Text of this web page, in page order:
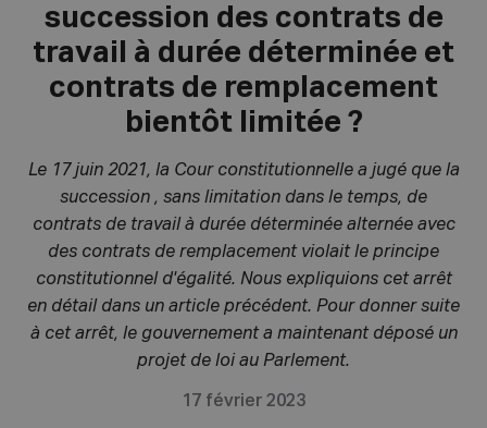
succession des contrats de
travail à durée déterminée et
contrats de remplacement
bientôt limitée ?
Le 17 juin 2021, la Cour constitutionnelle a jugé que la
succession , sans limitation dans le temps, de
contrats de travail à durée déterminée alternée avec
des contrats de remplacement violait le principe
constitutionnel d'égalité. Nous expliquions cet arrêt
en détail dans un article précédent. Pour donner suite
à cet arrêt, le gouvernement a maintenant déposé un
projet de loi au Parlement.
17 février 2023